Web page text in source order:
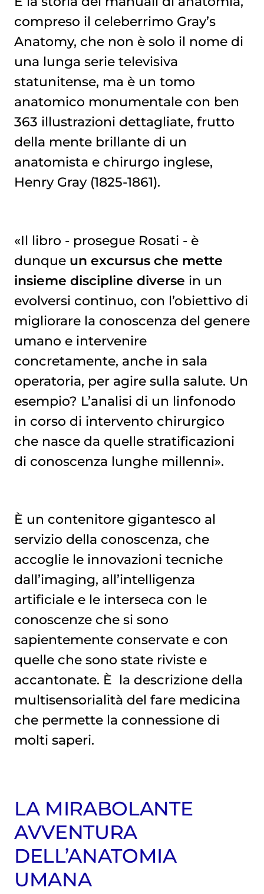
compreso il celeberrimo Gray’s
Anatomy, che non è solo il nome di
una lunga serie televisiva
statunitense, ma è un tomo
anatomico monumentale con ben
363 illustrazioni dettagliate, frutto
della mente brillante di un
anatomista e chirurgo inglese,
Henry Gray (1825-1861).
«Il libro - prosegue Rosati - è
dunque un excursus che mette
insieme discipline diverse in un
evolversi continuo, con l’obiettivo di
migliorare la conoscenza del genere
umano e intervenire
concretamente, anche in sala
operatoria, per agire sulla salute. Un
esempio? L’analisi di un linfonodo
in corso di intervento chirurgico
che nasce da quelle stratificazioni
di conoscenza lunghe millenni».
È un contenitore gigantesco al
servizio della conoscenza, che
accoglie le innovazioni tecniche
dall’imaging, all’intelligenza
artificiale e le interseca con le
conoscenze che si sono
sapientemente conservate e con
quelle che sono state riviste e
accantonate. È la descrizione della
multisensorialità del fare medicina
che permette la connessione di
molti saperi.
LA MIRABOLANTE
AVVENTURA
DELL’ANATOMIA
UMANA